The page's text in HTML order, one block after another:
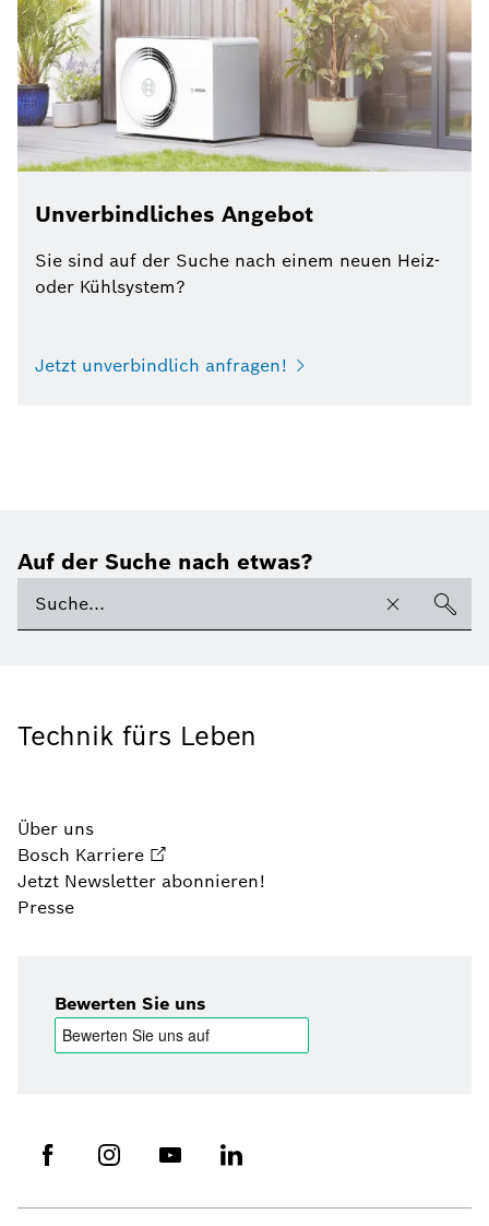
Unverbindliches Angebot
Sie sind auf der Suche nach einem neuen Heiz-
oder Kühlsystem?
Jetzt unverbindlich anfragen!
Auf der Suche nach etwas?
Technik fürs Leben
Über uns
Bosch Karriere
Jetzt Newsletter abonnieren!
Presse
Bewerten Sie uns